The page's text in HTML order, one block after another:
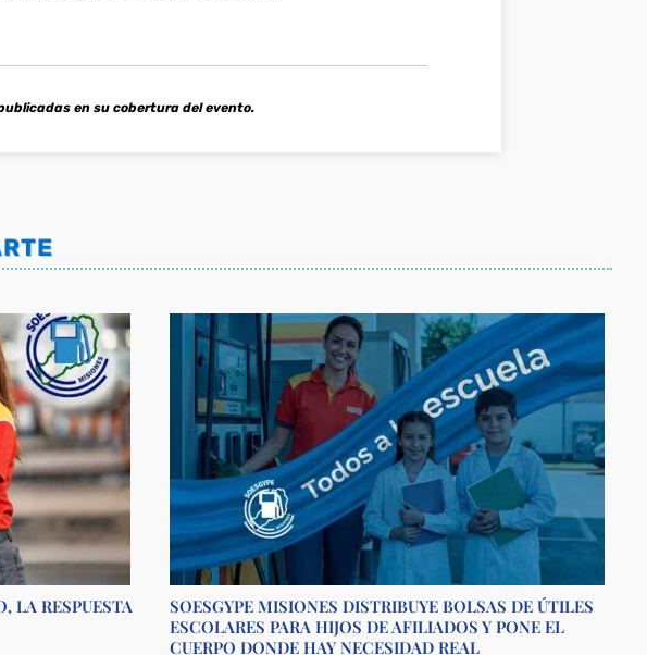
en su cobertura del evento.
LA RESPUESTA
SOESGYPE MISIONES DISTRIBUYE BOLSAS DE ÚTILES
ESCOLARES PARA HIJOS DE AFILIADOS Y PONE EL
CUERPO DONDE HAY NECESIDAD REAL